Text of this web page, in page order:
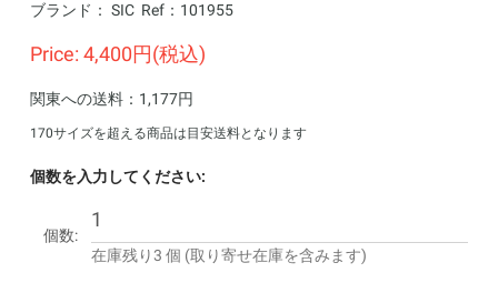
ブランド： SIC Ref： 101955
Price: 4,400円(税込)
関東への送料：1,177円
170サイズを超える商品は目安送料となります
個数を入力してください:
個数:
在庫残り3 個 (取り寄せ在庫を含みます)